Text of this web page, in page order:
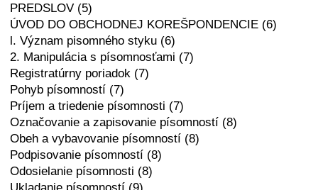
PREDSLOV (5)
ÚVOD DO OBCHODNEJ KOREŠPONDENCIE (6)
l. Význam pisomného styku (6)
2. Manipulácia s písomnosťami (7)
Registratúrny poriadok (7)
Pohyb písomností (7)
Príjem a triedenie písomnosti (7)
Označovanie a zapisovanie písomností (8)
Obeh a vybavovanie písomností (8)
Podpisovanie písomností (8)
Odosielanie písomnosti (8)